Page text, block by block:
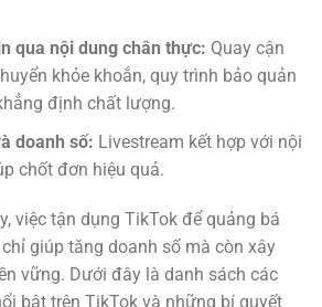
qua nội dung chân thực: Quay cận
khỏe khoắn, quy trình bảo quản
định chất lượng.
doanh số: Livestream kết hợp với nội
chốt đơn hiệu quả.
việc tận dụng TikTok để quảng bá
giúp tăng doanh số mà còn xây
vững. Dưới đây là danh sách các
bật trên TikTok và những bí quyết